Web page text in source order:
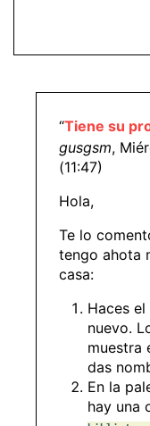
“Tiene su
gusgsm,
(11:47)
Hola,
Te lo
tengo ahota
casa:
Haces
nuevo.
muestra
das
En la
hay una